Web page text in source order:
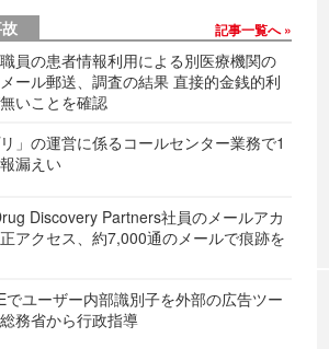
記事一覧へ
員の患者情報利用による別医療機関の
ール郵送、調査の結果 直接的金銭的利
いことを確認
リ」の運営に係るコールセンター業務で1
漏えい
Discovery Partners社員のメールアカ
アクセス、約7,000通のメールで痕跡を
でユーザー内部識別子を外部の広告ツー
務省から行政指導